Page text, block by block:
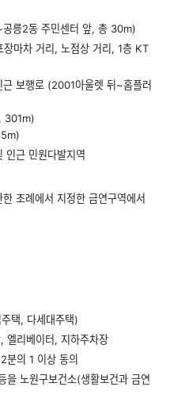
릉2동 주민센터 앞, 총 30m)
마차 거리, 노점상 거리, 1층 KT
보행로 (2001아울렛 뒤~홈플러
301m)
인근 민원다발지역
조례에서 지정한 금연구역에서
택, 다세대주택)
엘리베이터, 지하주차장
분의 1 이상 동의
을 노원구보건소(생활보건과 금연